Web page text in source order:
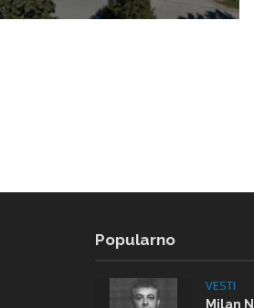
Popularno
VESTI
Milan